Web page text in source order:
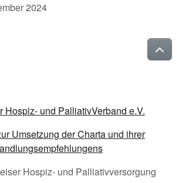
2024
Hospiz- und Palliativversorgung